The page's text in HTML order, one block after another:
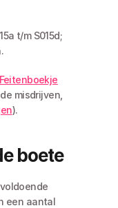
t/m S015d;
Feitenboekje
misdrijven,
).
boete
een aantal